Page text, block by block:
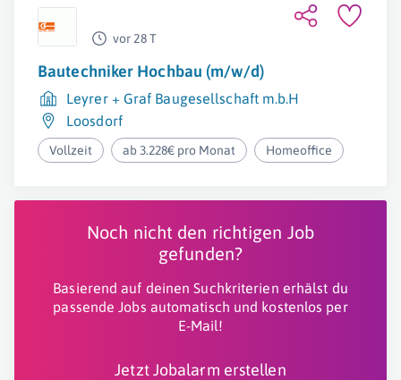
vor 28 T
Bautechniker Hochbau (m/w/d)
Leyrer + Graf Baugesellschaft m.b.H
Loosdorf
Vollzeit ab 3.228€ pro Monat Homeoffice
Noch nicht den richtigen Job
gefunden?
Basierend auf deinen Suchkriterien erhälst du
passende Jobs automatisch und kostenlos per
E-Mail!
Jetzt Jobalarm erstellen